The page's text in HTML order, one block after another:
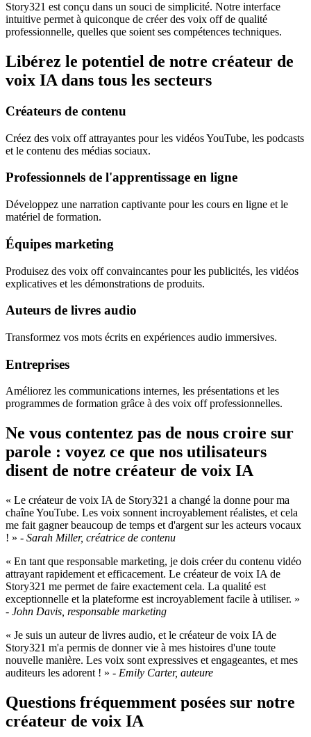
Story321 est conçu dans un souci de simplicité. Notre interface
intuitive permet à quiconque de créer des voix off de qualité
professionnelle, quelles que soient ses compétences techniques.
Libérez le potentiel de notre créateur de
voix IA dans tous les secteurs
Créateurs de contenu
Créez des voix off attrayantes pour les vidéos YouTube, les podcasts
et le contenu des médias sociaux.
Professionnels de l'apprentissage en ligne
Développez une narration captivante pour les cours en ligne et le
matériel de formation.
Équipes marketing
Produisez des voix off convaincantes pour les publicités, les vidéos
explicatives et les démonstrations de produits.
Auteurs de livres audio
Transformez vos mots écrits en expériences audio immersives.
Entreprises
Améliorez les communications internes, les présentations et les
programmes de formation grâce à des voix off professionnelles.
Ne vous contentez pas de nous croire sur
parole : voyez ce que nos utilisateurs
disent de notre créateur de voix IA
« Le créateur de voix IA de Story321 a changé la donne pour ma
chaîne YouTube. Les voix sonnent incroyablement réalistes, et cela
me fait gagner beaucoup de temps et d'argent sur les acteurs vocaux
! » - Sarah Miller, créatrice de contenu
« En tant que responsable marketing, je dois créer du contenu vidéo
attrayant rapidement et efficacement. Le créateur de voix IA de
Story321 me permet de faire exactement cela. La qualité est
exceptionnelle et la plateforme est incroyablement facile à utiliser. »
- John Davis, responsable marketing
« Je suis un auteur de livres audio, et le créateur de voix IA de
Story321 m'a permis de donner vie à mes histoires d'une toute
nouvelle manière. Les voix sont expressives et engageantes, et mes
auditeurs les adorent ! » - Emily Carter, auteure
Questions fréquemment posées sur notre
créateur de voix IA